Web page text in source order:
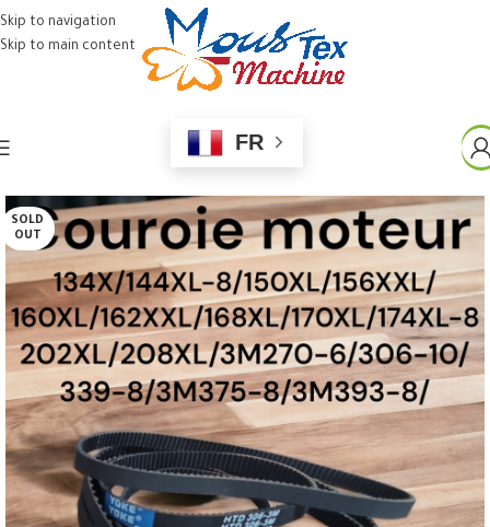
Skip to navigation
Skip to main content
FR
SOLD
OUT